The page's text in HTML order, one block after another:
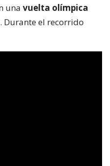
una vuelta olímpica
Durante el recorrido